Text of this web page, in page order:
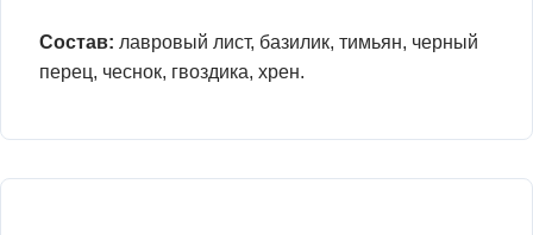
Состав: лавровый лист, базилик, тимьян, черный
перец, чеснок, гвоздика, хрен.